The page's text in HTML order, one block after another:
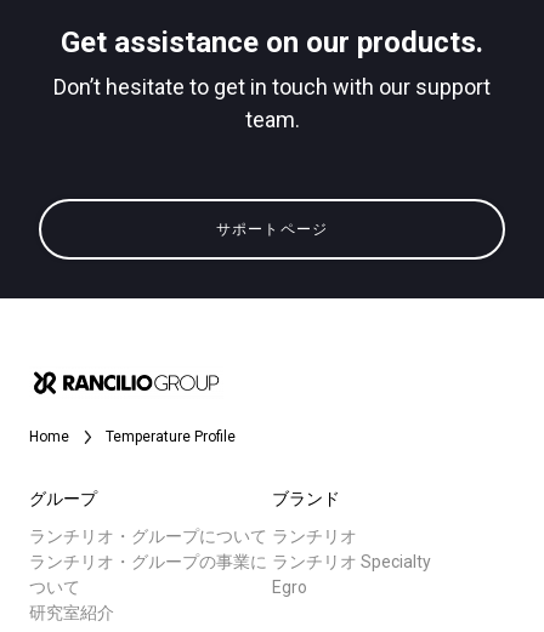
Get assistance on our products.
Don’t hesitate to get in touch with our support
team.
サポートページ
Home Temperature Profile
グループ
ランチリオ・グループについて
ランチリオ・グループの事業に
ついて
研究室紹介
ブランド
ランチリオ
ランチリオ Specialty
Egro
プライバシーポリシー